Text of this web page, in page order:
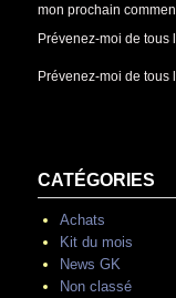
mon prochain
Prévenez-moi de tous
Prévenez-moi de tous
CATÉGORIES
Achats
Kit du mois
News GK
Non classé